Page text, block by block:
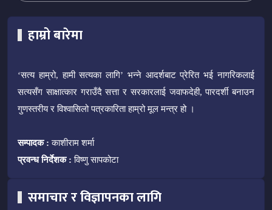
हाम्रो बारेमा
‘सत्य हाम्रो, हामी सत्यका लागि’ भन्ने आदर्शबाट प्रेरित भई नागरिकलाई
सत्यसँग साक्षात्कार गराउँदै सत्ता र सरकारलाई जवाफदेही, पारदर्शी बनाउन
गुणस्तरीय र विश्वासिलो पत्रकारिता हाम्रो मूल मन्त्र हो ।
सम्पादक : काशीराम शर्मा
प्रवन्ध निर्देशक : विष्णु सापकोटा
समाचार र विज्ञापनका लागि